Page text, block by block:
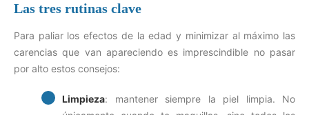
Las tres rutinas clave
Para paliar los efectos de la edad y minimizar al máximo las
carencias que van apareciendo es imprescindible no pasar
por alto estos consejos:
Limpieza: mantener siempre la piel limpia. No